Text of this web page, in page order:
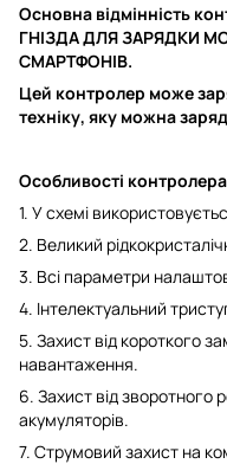
Основна відмінність
ГНІЗДА ДЛЯ ЗАРЯДКИ
СМАРТФОНІВ.
Цей контролер може
техніку, яку можна
Особливості
1. У схемі
2. Великий
3. Всі параметри
4. Інтелектуальний
5. Захист від короткого
навантаження.
6. Захист від зворотного
акумуляторів.
7. Струмовий захист на